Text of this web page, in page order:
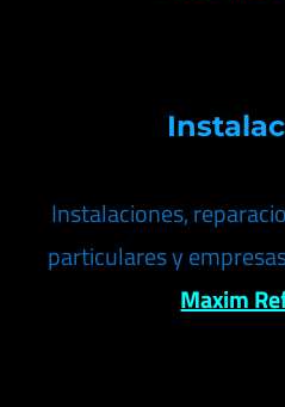
Instalaciones,
particulares y
Maxim